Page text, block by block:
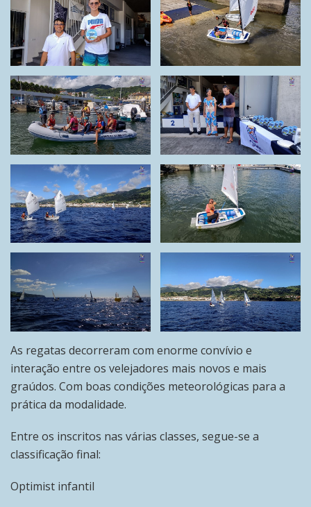
As regatas decorreram com enorme convívio e
interação entre os velejadores mais novos e mais
graúdos. Com boas condições meteorológicas para a
prática da modalidade.
Entre os inscritos nas várias classes, segue-se a
classificação final:
Optimist infantil